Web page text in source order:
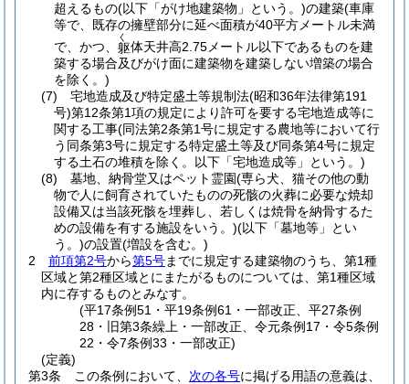
超えるもの(以下「がけ地建築物」という。)の建築(車庫
等で、既存の擁壁部分に延べ面積が40平方メートル未満
で、かつ、 躯
く
体天井高2.75メートル以下であるものを建
築する場合及びがけ面に建築物を建築しない増築の場合
を除く。)
(7)
宅地造成及び特定盛土等規制法(昭和36年法律第191
号)第12条第1項の規定により許可を要する宅地造成等に
関する工事(同法第2条第1号に規定する農地等において行
う同条第3号に規定する特定盛土等及び同条第4号に規定
する土石の堆積を除く。以下「宅地造成等」という。)
(8)
墓地、納骨堂又はペット霊園(専ら犬、猫その他の動
物で人に飼育されていたものの死骸の火葬に必要な焼却
設備又は当該死骸を埋葬し、若しくは焼骨を納骨するた
めの設備を有する施設をいう。)(以下「墓地等」とい
う。)の設置(増設を含む。)
2
前項第2号から第5号までに規定する建築物のうち、第1種
区域と第2種区域とにまたがるものについては、第1種区域
内に存するものとみなす。
(平17条例51・平19条例61・一部改正、平27条例
28・旧第3条繰上・一部改正、令元条例17・令5条例
22・令7条例33・一部改正)
(定義)
第3条
この条例において、 次の各号に掲げる用語の意義は、